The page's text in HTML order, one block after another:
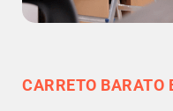
CARRETO BARATO